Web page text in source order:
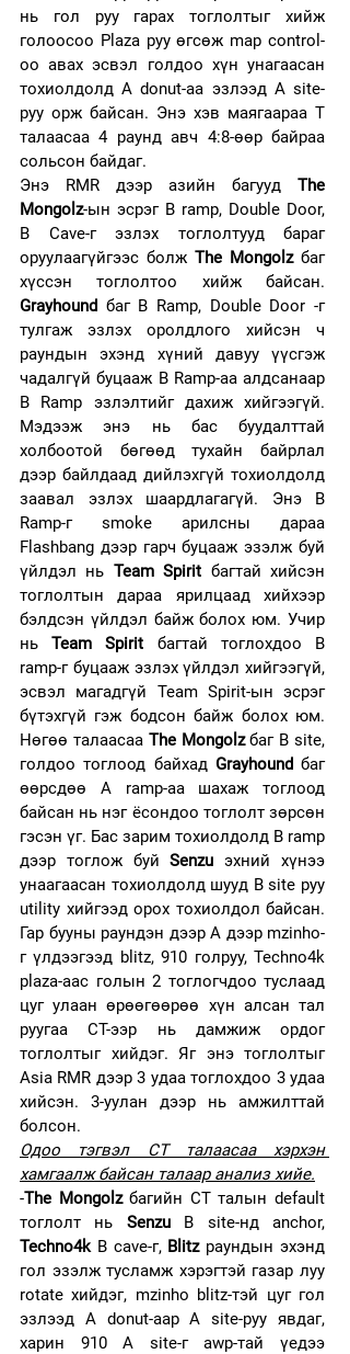
нь гол руу гарах тоглолтыг хийж
голоосоо Plaza руу өгсөж map control-
oo авах эсвэл голдоо хүн унагаасан
тохиолдолд A donut-aa эзлээд А site-
руу орж байсан. Энэ хэв маягаараа Т
талаасаа 4 раунд авч 4:8-өөр байраа
сольсон байдаг.
Энэ RMR дээр азийн багууд The
Mongolz-ын эсрэг B ramp, Double Door,
B Cave-г эзлэх тоглолтууд бараг
оруулаагүйгээс болж The Mongolz баг
Grayhound баг B Ramp, Double Door -г
тулгаж эзлэх оролдлого хийсэн ч
раундын эхэнд хүний давуу үүсгэж
чадалгүй буцааж B Ramp-aa алдсанаар
B Ramp эзлэлтийг дахиж хийгээгүй.
Мэдээж энэ нь бас буудалттай
холбоотой бөгөөд тухайн байрлал
дээр байлдаад дийлэхгүй тохиолдолд
заавал эзлэх шаардлагагүй. Энэ B
Ramp-г smoke арилсны дараа
Flashbang дээр гарч буцааж эзэлж буй
үйлдэл нь Team Spirit багтай хийсэн
тоглолтын дараа ярилцаад хийхээр
бэлдсэн үйлдэл байж болох юм. Учир
нь Team Spirit багтай тоглохдоо B
ramp-г буцааж эзлэх үйлдэл хийгээгүй,
эсвэл магадгүй Team Spirit-ын эсрэг
бүтэхгүй гэж бодсон байж болох юм.
Нөгөө талаасаа The Mongolz баг B site,
голдоо тоглоод байхад Grayhound баг
өөрсдөө А ramp-aa шахаж тоглоод
байсан нь нэг ёсондоо тоглолт зөрсөн
гэсэн үг. Бас зарим тохиолдолд B ramp
дээр тоглож буй Senzu эхний хүнээ
унаагаасан тохиолдолд шууд B site руу
utility хийгээд орох тохиолдол байсан.
Гар бууны раундэн дээр А дээр mzinho-
г үлдээгээд blitz, 910 голруу, Techno4k
plaza-аас голын 2 тоглогчдоо туслаад
цуг улаан өрөөгөөрөө хүн алсан тал
руугаа CT-ээр нь дамжиж ордог
тоглолтыг хийдэг. Яг энэ тоглолтыг
Asia RMR дээр 3 удаа тоглохдоо 3 удаа
хийсэн. 3-уулан дээр нь амжилттай
болсон.
Одоо тэгвэл CT талаасаа хэрхэн
хамгаалж байсан талаар анализ хийе.
-The Mongolz багийн CT талын default
тоглолт нь Senzu
Techno4k B cave-г, Blitz раундын эхэнд
гол эзэлж тусламж хэрэгтэй газар луу
rotate хийдэг, mzinho blitz-тэй цуг гол
эзлээд А donut-aap А site-руу явдаг,
харин 910 А site-г awp-тай үедээ